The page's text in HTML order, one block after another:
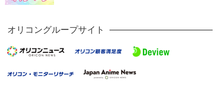
オリコングループサイト